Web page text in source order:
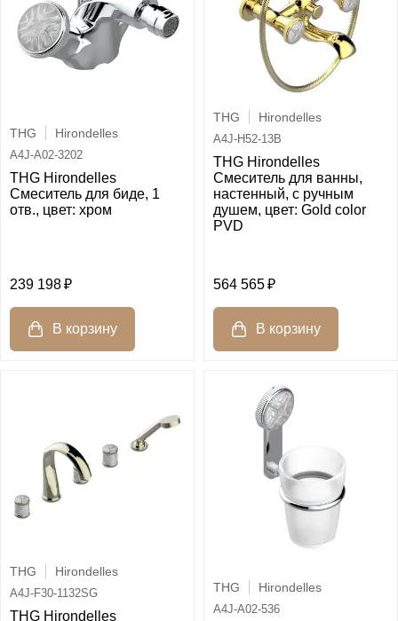
THG Hirondelles
A4J-A02-3202
THG Hirondelles
Смеситель для биде, 1
отв., цвет: хром
239 198
THG Hirondelles
A4J-H52-13B
THG Hirondelles
Смеситель для ванны,
настенный, с ручным
душем, цвет: Gold color
PVD
564 565
THG Hirondelles
A4J-F30-1132SG
THG Hirondelles
THG Hirondelles
A4J-A02-536